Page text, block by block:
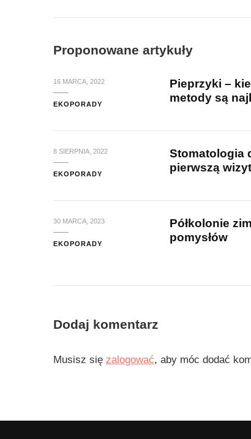
Proponowane artykuły
16 MARCA, 2022
EKOPORADY
Pieprzyki –
metody są
8 SIERPNIA, 2022
EKOPORADY
Stomatologia
pierwszą
30 MARCA, 2023
EKOPORADY
Półkolonie
pomysłów
Dodaj komentarz
Musisz się zalogować, aby móc dodać